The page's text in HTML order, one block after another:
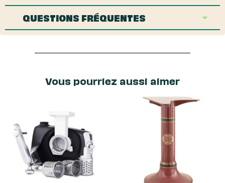
QUESTIONS FRÉQUENTES
Vous pourriez aussi aimer